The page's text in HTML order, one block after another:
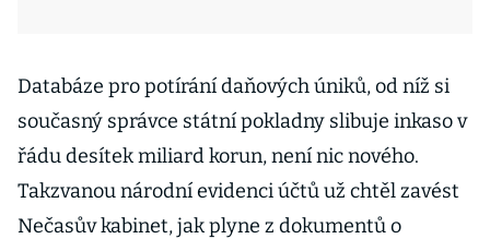
Databáze pro potírání daňových úniků, od níž si
současný správce státní pokladny slibuje inkaso v
řádu desítek miliard korun, není nic nového.
Takzvanou národní evidenci účtů už chtěl zavést
Nečasův kabinet, jak plyne z dokumentů o